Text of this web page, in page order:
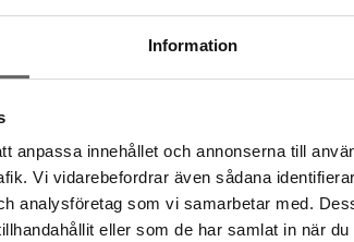
Information
anpassa innehållet och annonserna till
Vi vidarebefordrar även sådana
analysföretag som vi samarbetar med.
eller som de har samlat in när